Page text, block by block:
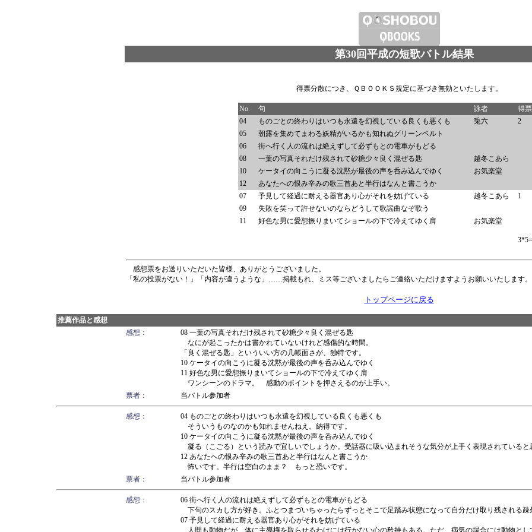
第30回平成の短歌バトル結果
得票分散につき、ＱＢＯＯＫＳ規定に基づき無効といたします。
No. 句 詠者 得票
04
ものごとの終わりはいつも永遠を幻視している良くも悪くも 兎六
2
05
朝露を集めてまわる妖精がいるかも知れぬグリーンベルト
06
街へ行く人の流れは絶えずして必ずもとの電車がもどる
08
一葉の写真それだけ残されて砂糖少々良く混ぜる匙
越冬こあら
10
ケータイの向こうに凝る沈黙が最後の声を呑み込んでゆく
お気楽堂
12
あなたへの恨み辛みの歌三首あと半行はなんと書こうか
07
予見して経過に耐える器官あり心がそれを妨げている 越冬こあら
1
09
失敗を笑って許せないのならどうして歌謡曲なぞ歌う
11
好色な男に愛想振りまいてショールの下で冷えてゆく肩 お気楽堂
感想票をお送りいただいた皆様、ありがとうございました。
「私の投票がない！」「内容が違うような」……掲載もれ、ミス等ございましたらご連絡いただけますようお願いいたします。
トップページに戻る
推薦作品と感想
感想：
08 一葉の写真それだけ残されて砂糖少々良く混ぜる匙
なにが起こったかは書かれていないけれど感傷的な時間。
「良く混ぜる匙」といういい方の几帳面さが、独特です。
10 ケータイの向こうに凝る沈黙が最後の声を呑み込んでゆく
11 好色な男に愛想振りまいてショールの下で冷えてゆく肩
ワンシーンのドラマ。 感動のポイントを押さえるのが上手い。
票者：
当バトル参加者
感想：
04 ものごとの終わりはいつも永遠を幻視している良くも悪くも
そういうものなのかも知れませんねえ。納得です。
10 ケータイの向こうに凝る沈黙が最後の声を呑み込んでゆく
凝る（こごる）という読みで宜しいでしょうか。受話器に吸い込まれそうな気分が上手く表現されていると
12 あなたへの恨み辛みの歌三首あと半行はなんと書こうか
怖いです。半行は空白のまま？ もっと恐いです。
票者：
当バトル参加者
感想：
06 街へ行く人の流れは絶えずして必ずもとの電車がもどる
下句のスカし方が好き。ふとつまづいちゃったらずっとそこで足踏み状態になって自分だけ取り残される疎
07 予見して経過に耐える器官あり心がそれを妨げている
人間も動物だが、体に主導権を取らせるわけには行かない心の矜持もある。ただ、病気の場合には動物と